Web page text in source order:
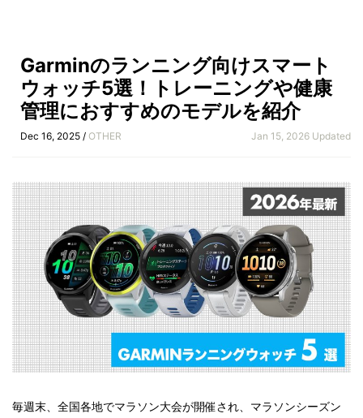
Garminのランニング向けスマート
ウォッチ5選！トレーニングや健康
管理におすすめのモデルを紹介
Dec 16, 2025 / OTHER Jan 15, 2026 Updated
毎週末、全国各地でマラソン大会が開催され、マラソンシーズン